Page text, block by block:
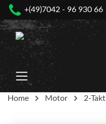
springen
+(49)7042 - 96 930 66
Home Motor 2-